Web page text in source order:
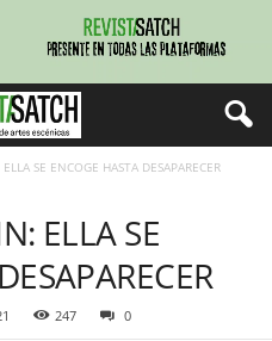
SE ENCOGE HASTA DESAPARECER
ELLA SE
247 0